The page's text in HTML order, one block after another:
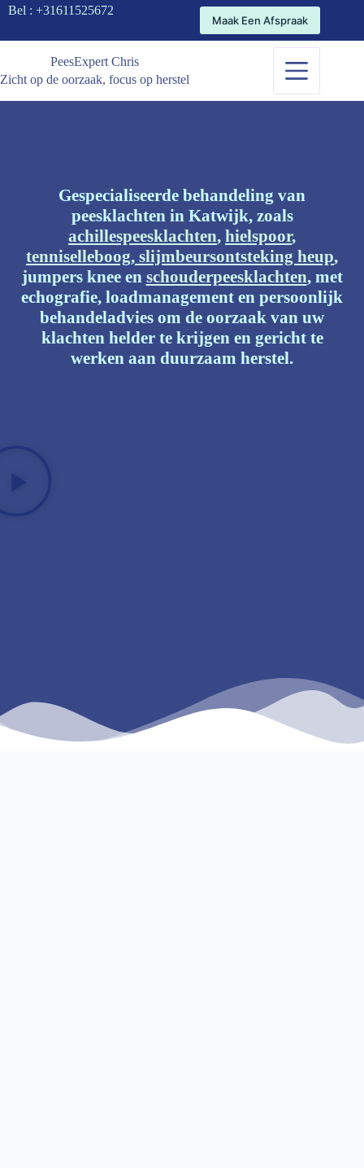
Bel : +31611525672
Maak Een Afspraak
PeesExpert Chris
Zicht op de oorzaak, focus op herstel
Gespecialiseerde behandeling van
peesklachten in Katwijk, zoals
achillespeesklachten, hielspoor,
tenniselleboog, slijmbeursontsteking heup,
jumpers knee en schouderpeesklachten, met
echografie, loadmanagement en persoonlijk
behandeladvies om de oorzaak van uw
klachten helder te krijgen en gericht te
werken aan duurzaam herstel.